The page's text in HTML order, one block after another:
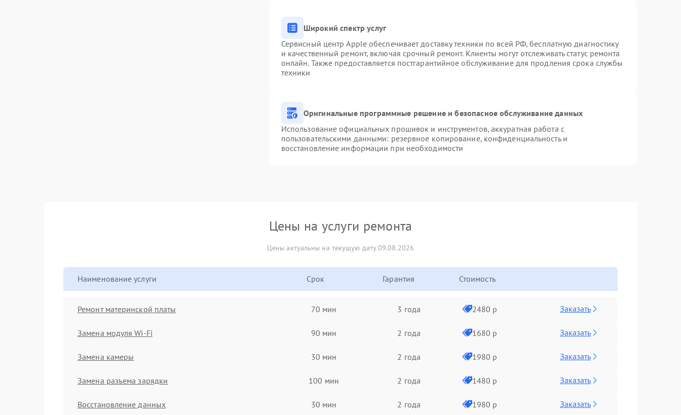
Широкий спектр услуг
Сервисный центр Apple обеспечивает доставку техники по всей РФ, бесплатную диагностику
и качественный ремонт, включая срочный ремонт. Клиенты могут отслеживать статус ремонта
онлайн. Также предоставляется постгарантийное обслуживание для продления срока службы
техники
Оригинальные программные решение и безопасное обслуживание данных
Использование официальных прошивок и инструментов, аккуратная работа с
пользовательскими данными: резервное копирование, конфиденциальность и
восстановление информации при необходимости
Цены на услуги ремонта
Цены актуальны на текущую дату 09.08.2026
Наименование услуги Срок Гарантия Стоимость
Ремонт материнской платы 70 мин 3 года 2480 р Заказать
Замена модуля Wi-Fi 90 мин 2 года 1680 р Заказать
Замена камеры 30 мин 2 года 1980 р Заказать
Замена разъема зарядки 100 мин 2 года 1480 р Заказать
Восстановление данных 30 мин 2 года 1980 р Заказать